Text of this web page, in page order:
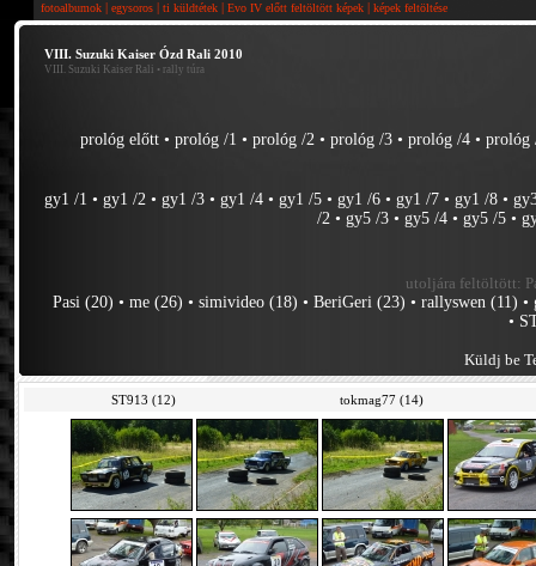
fotoalbumok | egysoros | ti küldtétek | Evo IV előtt feltöltött képek | képek feltöltése
VIII. Suzuki Kaiser Ózd Rali 2010
VIII. Suzuki Kaiser Rali • rally túra
prológ előtt •prológ /1 •prológ /2 •prológ /3 •prológ /4 •prológ
gy1 /1 •gy1 /2 •gy1 /3 •gy1 /4 •gy1 /5 •gy1 /6 •gy1 /7 •gy1 /8 •
/2 •gy5 /3 •gy5 /4 •gy5 /5 •
utoljára feltöltött:
Pasi (20) •me (26) •simivideo (18) •BeriGeri (23) •rallyswen (11) •
•
Küldj be
ST913 (12) tokmag77 (14)